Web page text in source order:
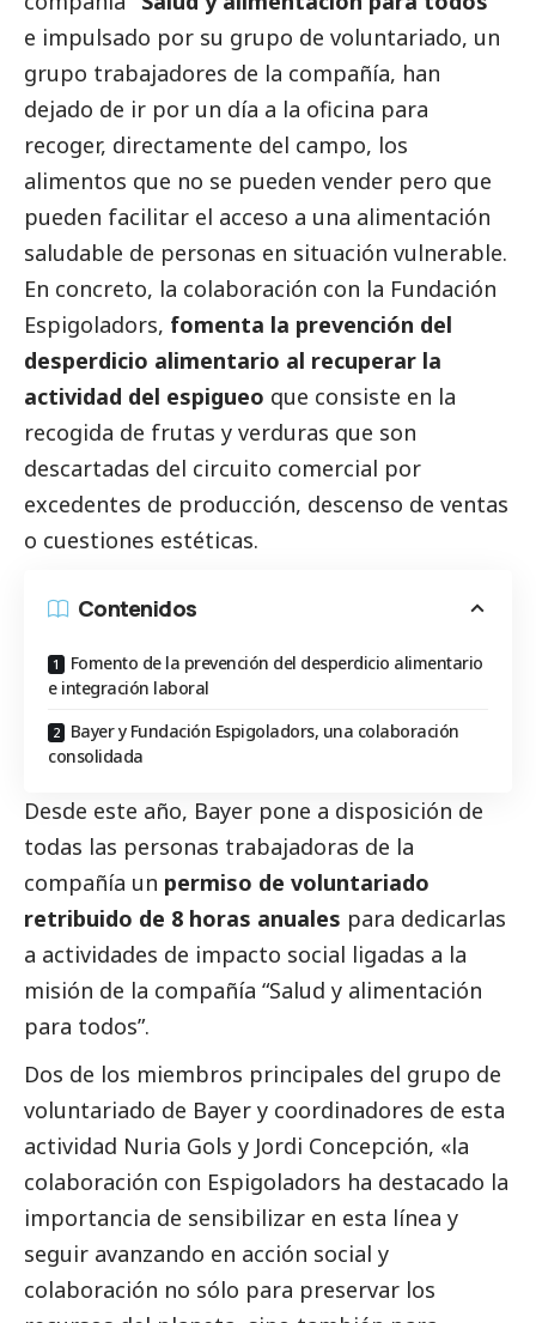
e impulsado por su grupo de voluntariado, un
grupo trabajadores de la compañía, han
dejado de ir por un día a la oficina para
recoger, directamente del campo, los
alimentos que no se pueden vender pero que
pueden facilitar el acceso a una alimentación
saludable de personas en situación vulnerable.
En concreto, la colaboración con la Fundación
Espigoladors, fomenta la prevención del
desperdicio alimentario al recuperar la
actividad del espigueo que consiste en la
recogida de frutas y verduras que son
descartadas del circuito comercial por
excedentes de producción, descenso de ventas
o cuestiones estéticas.
Contenidos
Fomento de la prevención del desperdicio alimentario
e integración laboral
Bayer y Fundación Espigoladors, una colaboración
consolidada
Desde este año, Bayer pone a disposición de
todas las personas trabajadoras de la
compañía un permiso de voluntariado
retribuido de 8 horas anuales para dedicarlas
a actividades de impacto social ligadas a la
misión de la compañía “Salud y alimentación
para todos”.
Dos de los miembros principales del grupo de
voluntariado de Bayer y coordinadores de esta
actividad Nuria Gols y Jordi Concepción, «la
colaboración con Espigoladors ha destacado la
importancia de sensibilizar en esta línea y
seguir avanzando en acción social y
colaboración no sólo para preservar los